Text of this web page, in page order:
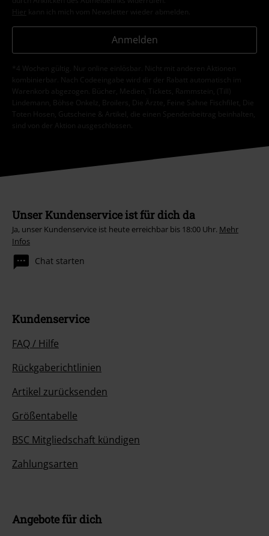
Hier kann ich mich vom Newsletter wieder abmelden.
Anmelden
*4 Wochen gültig. Nur online einlösbar. Nicht mit anderen Aktionen
kombinierbar. Nach Codeeingabe wird dir der Rabatt automatisch im
Warenkorb abgezogen. Bücher, Medien, Tickets, Rammstein, (Till)
Lindemann, Böhse Onkelz, Broilers, Die Ärzte, Feine Sahne Fischfilet, Die
Toten Hosen, Gutscheine & Artikel, die einen Spendenbeitrag beinhalten,
sind von der Aktion ausgeschlossen.
Unser Kundenservice ist für dich da
Ja, unser Kundenservice ist heute erreichbar bis 18:00 Uhr. Mehr
Infos
Chat starten
Kundenservice
FAQ / Hilfe
Rückgaberichtlinien
Artikel zurücksenden
Größentabelle
BSC Mitgliedschaft kündigen
Zahlungsarten
Angebote für dich